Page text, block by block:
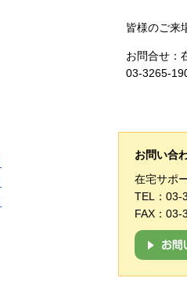
皆様のご来
お問合せ：
03-3265-
お問い合
在宅サポ
TEL： 03-
FAX：03-